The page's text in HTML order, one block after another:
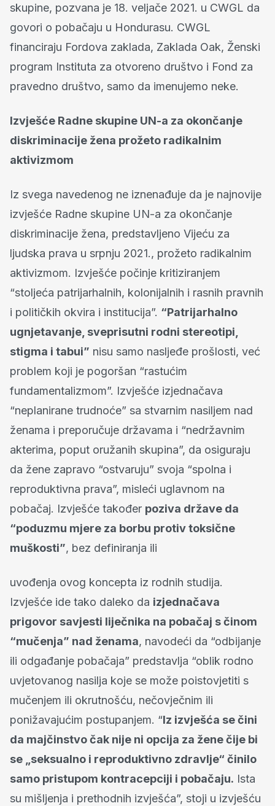
skupine, pozvana je 18. veljače 2021. u CWGL da
govori o pobačaju u Hondurasu. CWGL
financiraju Fordova zaklada, Zaklada Oak, Ženski
program Instituta za otvoreno društvo i Fond za
pravedno društvo, samo da imenujemo neke.
Izvješće Radne skupine UN-a za okončanje
diskriminacije žena prožeto radikalnim
aktivizmom
Iz svega navedenog ne iznenađuje da je najnovije
izvješće Radne skupine UN-a za okončanje
diskriminacije žena, predstavljeno Vijeću za
ljudska prava u srpnju 2021., prožeto radikalnim
aktivizmom. Izvješće počinje kritiziranjem
“stoljeća patrijarhalnih, kolonijalnih i rasnih pravnih
i političkih okvira i institucija”. “Patrijarhalno
ugnjetavanje, sveprisutni rodni stereotipi,
stigma i tabui” nisu samo nasljeđe prošlosti, već
problem koji je pogoršan “rastućim
fundamentalizmom”. Izvješće izjednačava
“neplanirane trudnoće” sa stvarnim nasiljem nad
ženama i preporučuje državama i “nedržavnim
akterima, poput oružanih skupina”, da osiguraju
da žene zapravo “ostvaruju” svoja “spolna i
reproduktivna prava”, misleći uglavnom na
pobačaj. Izvješće također poziva države da
“poduzmu mjere za borbu protiv toksične
muškosti”, bez definiranja ili
uvođenja ovog koncepta iz rodnih studija.
Izvješće ide tako daleko da izjednačava
prigovor savjesti liječnika na pobačaj s činom
“mučenja” nad ženama, navodeći da “odbijanje
ili odgađanje pobačaja” predstavlja “oblik rodno
uvjetovanog nasilja koje se može poistovjetiti s
mučenjem ili okrutnošću, nečovječnim ili
ponižavajućim postupanjem. “Iz izvješća se čini
da majčinstvo čak nije ni opcija za žene čije bi
se „seksualno i reproduktivno zdravlje“ činilo
samo pristupom kontracepciji i pobačaju. Ista
su mišljenja i prethodnih izvješća”, stoji u izvješću